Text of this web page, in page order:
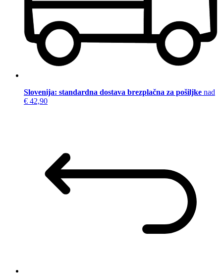
Slovenija: standardna dostava brezplačna za pošiljke nad
€ 42,90